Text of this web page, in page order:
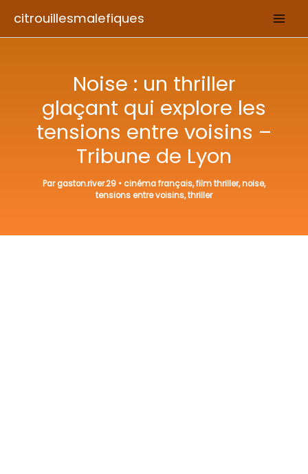
citrouillesmalefiques
Noise : un thriller
glaçant qui explore les
tensions entre voisins –
Tribune de Lyon
Pargaston.river.29 • cinéma français,film thriller,noise,
tensions entre voisins,thriller